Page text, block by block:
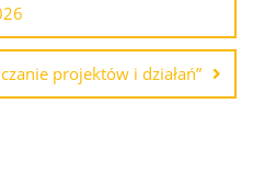
projektów i działań”